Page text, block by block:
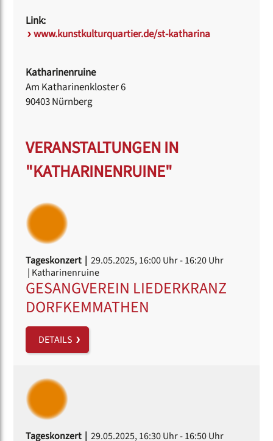
Link:
www.kunstkulturquartier.de/st-katharina
Katharinenruine
Am Katharinenkloster 6
90403 Nürnberg
VERANSTALTUNGEN IN
"KATHARINENRUINE"
Tageskonzert | 29.05.2025, 16:00 Uhr- 16:20 Uhr
| Katharinenruine
GESANGVEREIN LIEDERKRANZ
DORFKEMMATHEN
DETAILS
Tageskonzert | 29.05.2025, 16:30 Uhr- 16:50 Uhr